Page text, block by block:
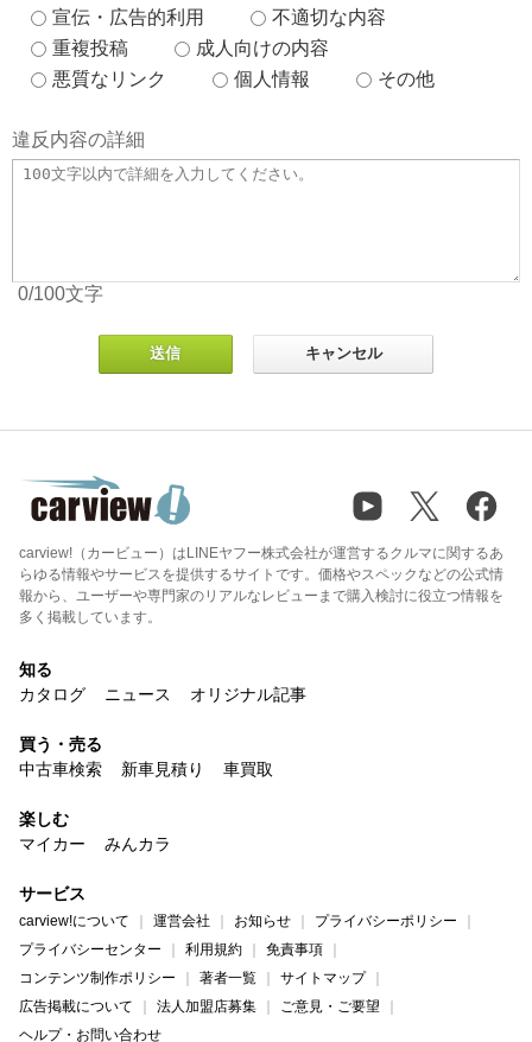
宣伝・広告的利用
不適切な内容
重複投稿
成人向けの内容
悪質なリンク
個人情報 その他
違反内容の詳細
0/100文字
carview!（カービュー）はLINEヤフー株式会社が運営するクルマに関するあ
らゆる情報やサービスを提供するサイトです。価格やスペックなどの公式情
報から、ユーザーや専門家のリアルなレビューまで購入検討に役立つ情報を
多く掲載しています。
知る
カタログ
ニュース オリジナル記事
買う・売る
中古車検索
新車見積り 車買取
楽しむ
マイカー
みんカラ
サービス
carview!について 運営会社 お知らせ
プライバシーポリシー
プライバシーセンター
利用規約
免責事項
コンテンツ制作ポリシー
著者一覧
サイトマップ
広告掲載について
法人加盟店募集
ご意見・ご要望
ヘルプ・お問い合わせ